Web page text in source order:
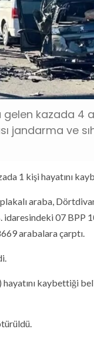
kazada 4
jandarma ve
1 kişi hayatını
araba,
07 BPP
arabalara çarptı.
kaybettiği